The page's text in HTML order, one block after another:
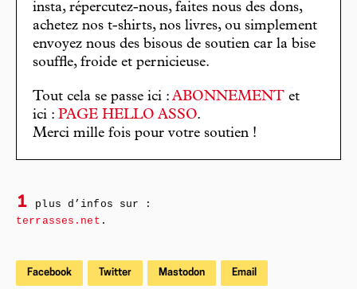
insta, répercutez-nous, faites nous des dons,
achetez nos t-shirts, nos livres, ou simplement
envoyez nous des bisous de soutien car la bise
souffle, froide et pernicieuse.
Tout cela se passe ici : ABONNEMENT et
ici : PAGE HELLO ASSO.
Merci mille fois pour votre soutien !
1
plus d’infos sur :
terrasses.net .
Facebook Twitter Mastodon Email